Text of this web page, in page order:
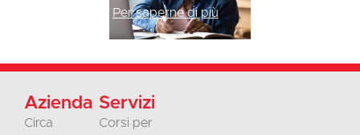
Per saperne di più
Azienda
Circa
Servizi
Corsi per